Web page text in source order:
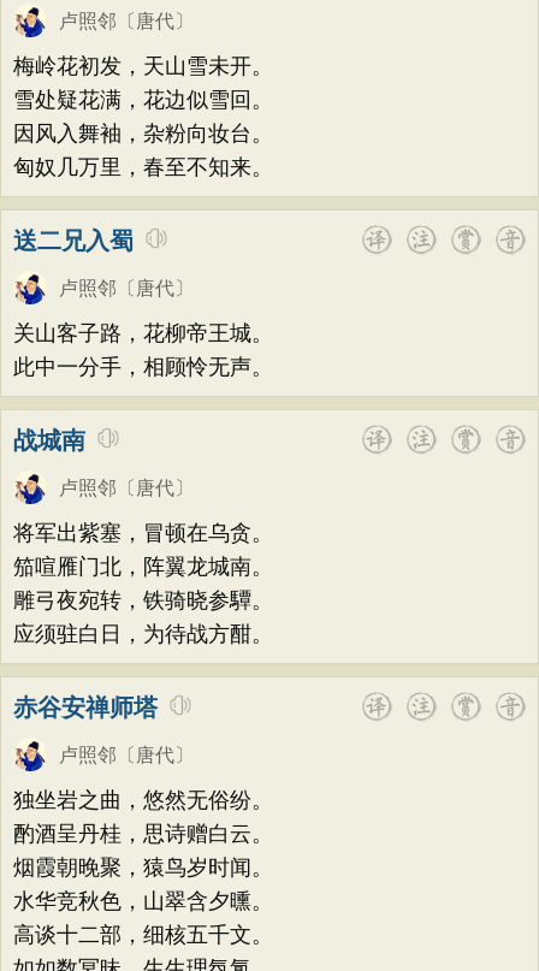
卢照邻 〔唐代〕
梅岭花初发，天山雪未开。
雪处疑花满，花边似雪回。
因风入舞袖，杂粉向妆台。
匈奴几万里，春至不知来。
送二兄入蜀
卢照邻 〔唐代〕
关山客子路，花柳帝王城。
此中一分手，相顾怜无声。
战城南
卢照邻 〔唐代〕
将军出紫塞，冒顿在乌贪。
笳喧雁门北，阵翼龙城南。
雕弓夜宛转，铁骑晓参驔。
应须驻白日，为待战方酣。
赤谷安禅师塔
卢照邻 〔唐代〕
独坐岩之曲，悠然无俗纷。
酌酒呈丹桂，思诗赠白云。
烟霞朝晚聚，猿鸟岁时闻。
水华竞秋色，山翠含夕曛。
高谈十二部，细核五千文。